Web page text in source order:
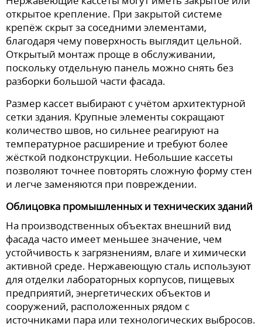
открытое крепление. При закрытой системе
крепёж скрыт за соседними элементами,
благодаря чему поверхность выглядит цельной.
Открытый монтаж проще в обслуживании,
поскольку отдельную панель можно снять без
разборки большой части фасада.
Размер кассет выбирают с учётом архитектурной
сетки здания. Крупные элементы сокращают
количество швов, но сильнее реагируют на
температурное расширение и требуют более
жёсткой подконструкции. Небольшие кассеты
позволяют точнее повторять сложную форму стен
и легче заменяются при повреждении.
Облицовка промышленных и технических зданий
На производственных объектах внешний вид
фасада часто имеет меньшее значение, чем
устойчивость к загрязнениям, влаге и химически
активной среде. Нержавеющую сталь используют
для отделки лабораторных корпусов, пищевых
предприятий, энергетических объектов и
сооружений, расположенных рядом с
источниками пара или технологических выбросов.